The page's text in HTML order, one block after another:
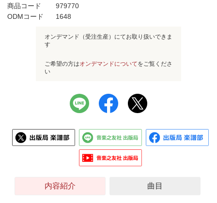
商品コード
979770
ODMコード
1648
オンデマンド（受注生産）にてお取り扱いできま
す
ご希望の方はオンデマンドについてをご覧くださ
い
内容紹介 曲目